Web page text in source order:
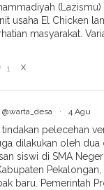
(Lazismu)
usaha El Chicken
masyarakat.
1 X
@warta_desa · 4 Agu
tindakan pelecehan
dilakukan oleh dua
siswi di SMA
Pekalongan,
baru. Pemerintah